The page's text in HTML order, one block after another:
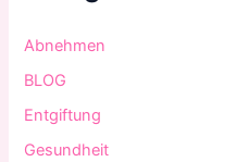
Abnehmen
BLOG
Entgiftung
Gesundheit